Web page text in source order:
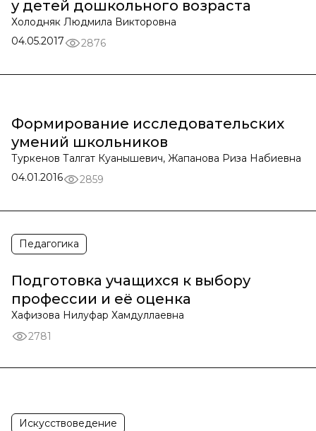
у детей дошкольного возраста
Холодняк Людмила Викторовна
04.05.2017
2876
Формирование исследовательских
умений школьников
Туркенов Талгат Куанышевич, Жапанова Риза Набиевна
04.01.2016
2859
Педагогика
Подготовка учащихся к выбору
профессии и её оценка
Хафизова Нилуфар Хамдуллаевна
2781
Искусствоведение